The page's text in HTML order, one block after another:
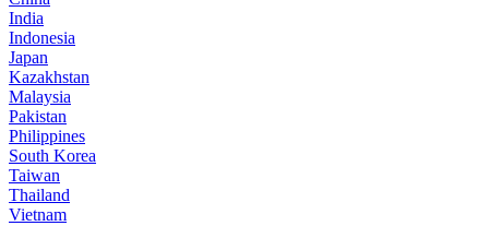
India
Indonesia
Japan
Kazakhstan
Malaysia
Pakistan
Philippines
South Korea
Taiwan
Thailand
Vietnam